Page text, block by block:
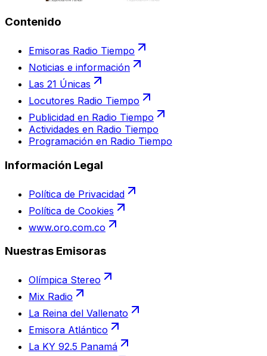
Contenido
Emisoras Radio Tiempo
Noticias e información
Las 21 Únicas
Locutores Radio Tiempo
Publicidad en Radio Tiempo
Actividades en Radio Tiempo
Programación en Radio Tiempo
Información Legal
Política de Privacidad
Política de Cookies
www.oro.com.co
Nuestras Emisoras
Olímpica Stereo
Mix Radio
La Reina del Vallenato
Emisora Atlántico
La KY 92.5 Panamá